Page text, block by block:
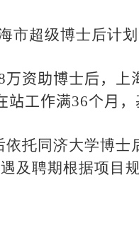
市超级博士后计
万资助博士后，上
站工作满36个月
依托同济大学博士
及聘期根据项目